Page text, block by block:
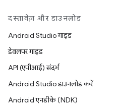
दस्तावेज़ और डाउनलोड
Android Studio गाइड
डेवलपर गाइड
API (एपीआई) संदर्भ
Android Studio डाउनलोड करें
Android एनडीके (NDK)